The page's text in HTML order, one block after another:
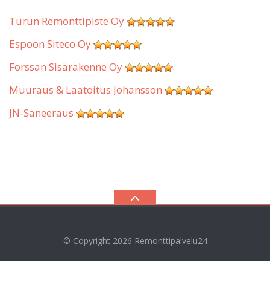
Turun Remonttipiste Oy
Espoon Siteco Oy
Forssan Sisärakenne Oy
Muuraus & Laatoitus Johansson
JN-Saneeraus
© Copyright 2026 Remonttipalvelu24